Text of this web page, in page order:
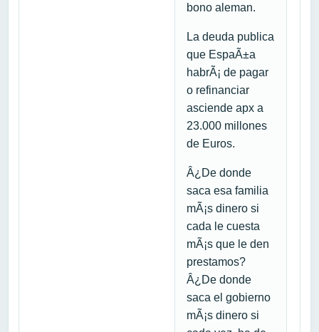
bono aleman.
La deuda publica
que EspaÃ±a
habrÃ¡ de pagar
o refinanciar
asciende apx a
23.000 millones
de Euros.
Â¿De donde
saca esa familia
mÃ¡s dinero si
cada le cuesta
mÃ¡s que le den
prestamos?
Â¿De donde
saca el gobierno
mÃ¡s dinero si